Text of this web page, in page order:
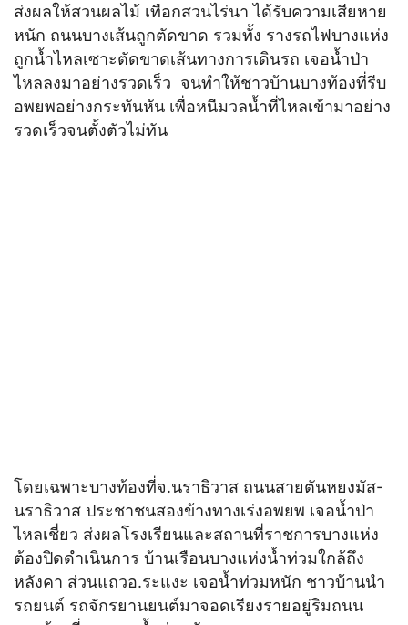
ส่งผลให้สวนผลไม้ เทือกสวนไร่นา ได้รับความเสียหาย
หนัก ถนนบางเส้นถูกตัดขาด รวมทั้ง รางรถไฟบางแห่ง
ถูกน้ำไหลเซาะตัดขาดเส้นทางการเดินรถ เจอน้ำป่า
ไหลลงมาอย่างรวดเร็ว จนทำให้ชาวบ้านบางท้องที่รีบ
อพยพอย่างกระทันหัน เพื่อหนีมวลน้ำที่ไหลเข้ามาอย่าง
รวดเร็วจนตั้งตัวไม่ทัน
โดยเฉพาะบางท้องที่จ.นราธิวาส ถนนสายตันหยงมัส-
นราธิวาส ประชาชนสองข้างทางเร่งอพยพ เจอน้ำป่า
ไหลเชี่ยว ส่งผลโรงเรียนและสถานที่ราชการบางแห่ง
ต้องปิดดำเนินการ บ้านเรือนบางแห่งน้ำท่วมใกล้ถึง
หลังคา ส่วนแถวอ.ระแงะ เจอน้ำท่วมหนัก ชาวบ้านนำ
รถยนต์ รถจักรยานยนต์มาจอดเรียงรายอยู่ริมถนน